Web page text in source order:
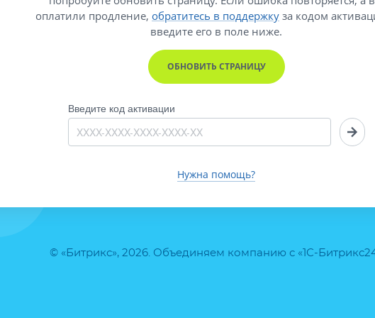
© «Битрикс», 2026. Объединяем компанию с «1С-
оплатили продление, обратитесь в поддержку за кодом
введите его в поле ниже.
ОБНОВИТЬ СТРАНИЦУ
Введите код активации
Нужна помощь?